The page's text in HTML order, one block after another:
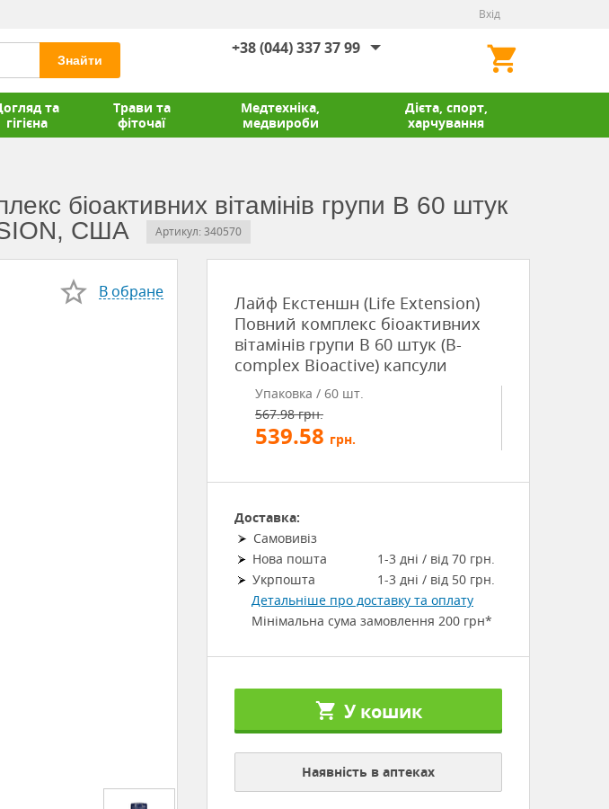
Вхід
+38 (044) 337 37 99
Знайти
та
гігієна
Трави та
фіточаї
Медтехніка,
медвироби
Дієта, спорт,
харчування
біоактивних вітамінів групи В 60 штук
США
Артикул: 340570
В обране
Лайф Екстеншн (Life Extension)
Повний комплекс біоактивних
вітамінів групи В 60 штук (B-
complex Bioactive) капсули
Упаковка / 60 шт.
567.98 грн.
539.58 грн.
Доставка:
Самовивіз
Нова пошта
1-3 дні / від 70 грн.
Укрпошта
1-3 дні / від 50 грн.
Детальніше про доставку та оплату
Мінімальна сума замовлення 200 грн*
У кошик
Наявність в аптеках